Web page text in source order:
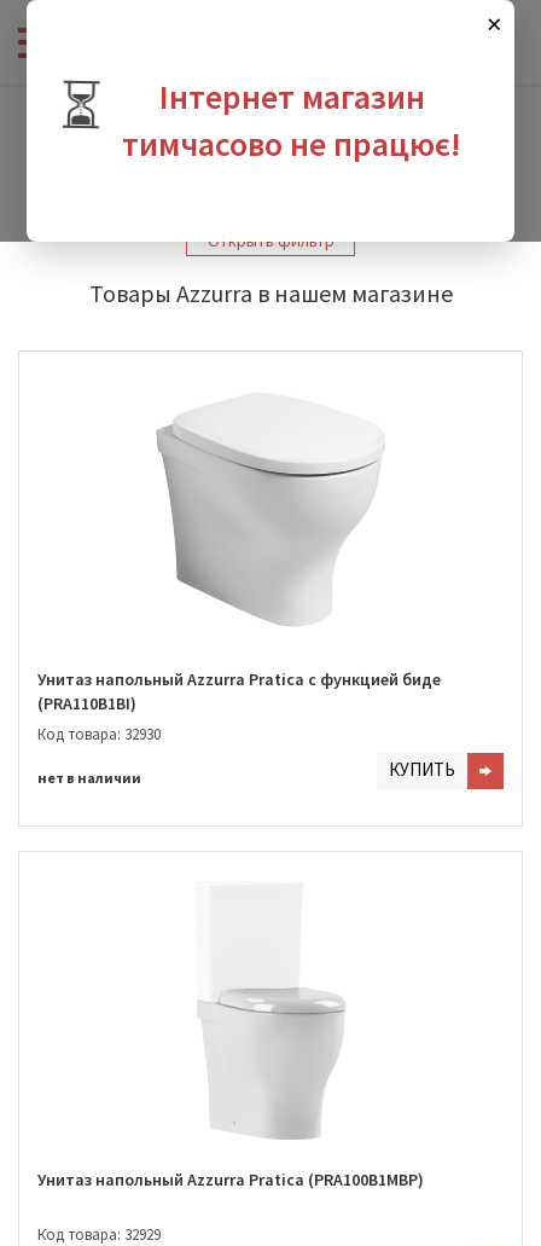
×
⏳
Інтернет магазин
тимчасово не працює!
Интернет-магазин сантехники Производители Azzurra
Открыть фильтр
Товары Azzurra в нашем магазине
Унитаз напольный Azzurra Pratica с функцией биде
(PRA110B1BI)
Код товара: 32930
нет в наличии КУПИТЬ
Унитаз напольный Azzurra Pratica (PRA100B1MBP)
Код товара: 32929